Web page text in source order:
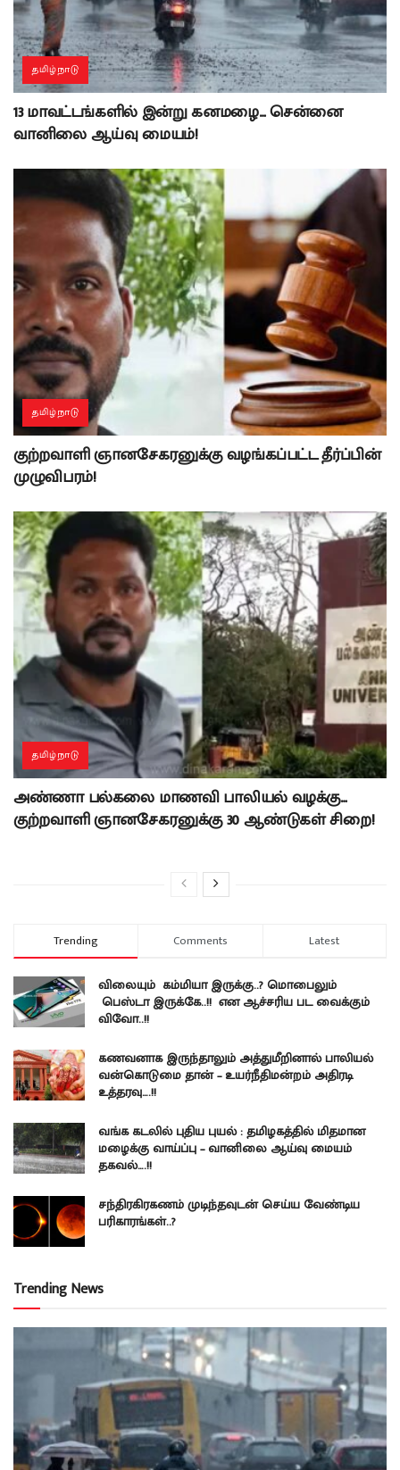
தமிழ்நாடு
13 மாவட்டங்களில் இன்று கனமழை… சென்னை
வானிலை ஆய்வு மையம்!
தமிழ்நாடு
குற்றவாளி ஞானசேகரனுக்கு வழங்கப்பட்ட தீர்ப்பின்
முழுவிபரம்!
தமிழ்நாடு
அண்ணா பல்கலை மாணவி பாலியல் வழக்கு…
குற்றவாளி ஞானசேகரனுக்கு 30 ஆண்டுகள் சிறை!
Trending Comments Latest
விலையும் கம்மியா இருக்கு..? மொபைலும்
பெஸ்டா இருக்கே..!! என ஆச்சரிய பட வைக்கும்
விவோ..!!
கணவனாக இருந்தாலும் அத்துமீறினால் பாலியல்
வன்கொடுமை தான் – உயர்நீதிமன்றம் அதிரடி
உத்தரவு….!!
வங்க கடலில் புதிய புயல் : தமிழகத்தில் மிதமான
மழைக்கு வாய்ப்பு – வானிலை ஆய்வு மையம்
தகவல்….!!
சந்திரகிரகணம் முடிந்தவுடன் செய்ய வேண்டிய
பரிகாரங்கள்..?
Trending News